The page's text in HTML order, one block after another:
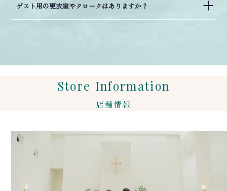
ゲスト用の更衣室やクロークはありますか？
Store Information
店舗情報